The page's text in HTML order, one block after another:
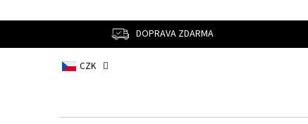
na
CZK
DOPRAVA ZDARMA